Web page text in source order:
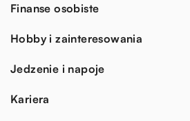
Finanse osobiste
Hobby i zainteresowania
Jedzenie i napoje
Kariera